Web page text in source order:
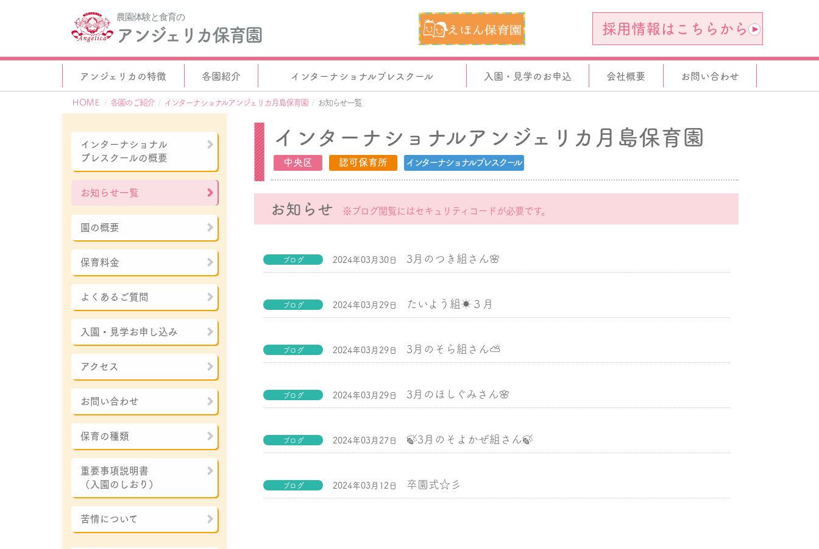
農園体験と食育の
アンジェリカ保育園 採用情報はこちらから
アンジェリカの特徴 各園紹介 インターナショナルプレスクール 入園・見学のお申込 会社概要 お問い合わせ
ＨＯＭＥ 各園のご紹介 インターナショナルアンジェリカ月島保育園 お知らせ一覧
インターナショナルアンジェリカ月島保育園
中央区 認可保育所 インターナショナルプレスクール
お知らせ ※ブログ閲覧にはセキュリティコードが必要です。
ブログ 2024年03月30日 3月のつき組さん🌸
ブログ 2024年03月29日 たいよう組☀３月
ブログ 2024年03月29日 3月のそら組さん⛅
ブログ 2024年03月29日 3月のほしぐみさん🌸
ブログ 2024年03月27日 🍃3月のそよかぜ組さん🍃
ブログ 2024年03月12日 卒園式☆彡
インターナショナル
プレスクールの概要
お知らせ一覧
園の概要
保育料金
よくあるご質問
入園・見学お申し込み
アクセス
お問い合わせ
保育の種類
重要事項説明書
（入園のしおり）
苦情について